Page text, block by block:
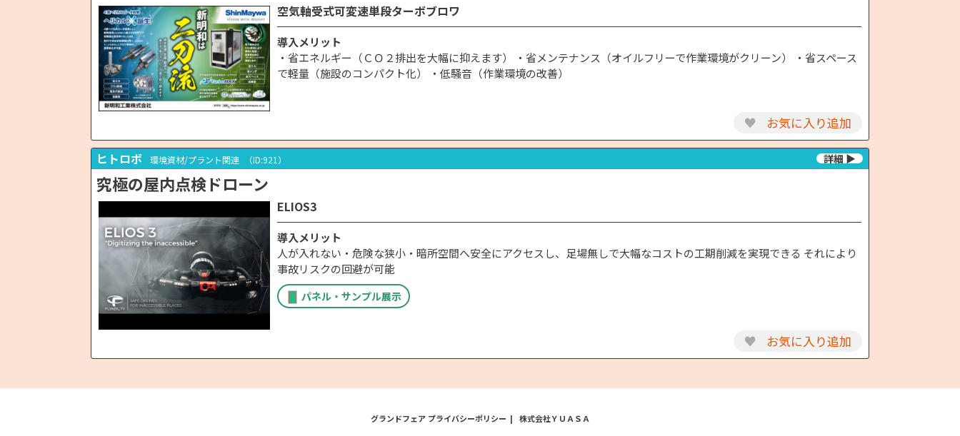
空気軸受式可変速単段ターボブロワ
導入メリット
・省エネルギー（ＣＯ２排出を大幅に抑えます） ・省メンテナンス（オイルフリーで作業環境がクリーン） ・省スペース
で軽量（施設のコンパクト化） ・低騒音（作業環境の改善）
♥ お気に入り追加
ヒトロボ 環境資材/プラント関連 （ID:921）
究極の屋内点検ドローン
ELIOS3
導入メリット
人が入れない・危険な狭小・暗所空間へ安全にアクセスし、足場無しで大幅なコストの工期削減を実現できる それにより
事故リスクの回避が可能
パネル・サンプル展示
♥ お気に入り追加
グランドフェア プライバシーポリシー 株式会社ＹＵＡＳＡ